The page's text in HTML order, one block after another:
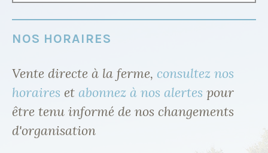
NOS HORAIRES
Vente directe à la ferme, consultez nos
horaires et abonnez à nos alertes pour
être tenu informé de nos changements
d'organisation